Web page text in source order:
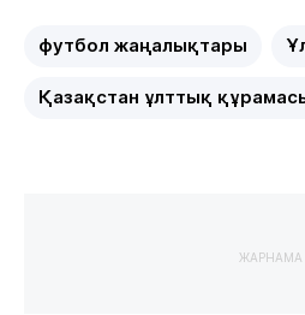
футбол жаңалықтары
Қазақстан ұлттық
ЖАРНАМА